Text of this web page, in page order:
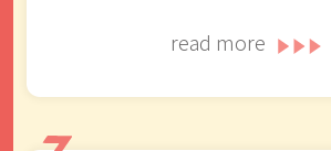
read more